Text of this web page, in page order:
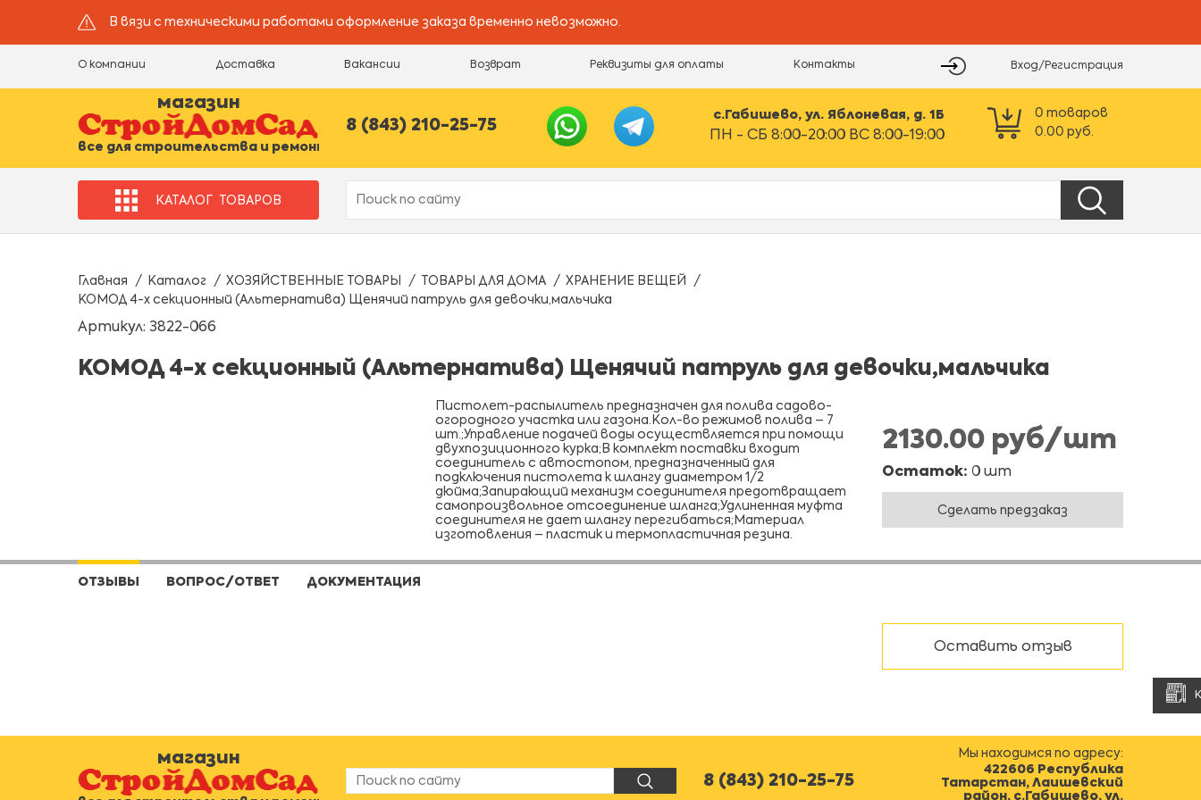
В вязи с техническими работами оформление заказа временно невозможно.
О компании Доставка Вакансии Возврат Реквизиты для оплаты Контакты Вход/Регистрация
магазин
все для строительства и ремонта
8 (843) 210-25-75
с.Габишево, ул. Яблоневая, д. 1Б
ПН - СБ 8:00-20:00 ВС 8:00-19:00
0 товаров
0.00 руб.
КАТАЛОГ ТОВАРОВ
Главная Каталог ХОЗЯЙСТВЕННЫЕ ТОВАРЫ ТОВАРЫ ДЛЯ ДОМА
ХРАНЕНИЕ ВЕЩЕЙ
КОМОД 4-х секционный (Альтернатива) Щенячий патруль для девочки,мальчика
Артикул: 3822-066
КОМОД 4-х секционный (Альтернатива) Щенячий патруль для девочки,мальчика
Пистолет-распылитель предназначен для полива садово-
огородного участка или газона.Кол-во режимов полива – 7
шт.;Управление подачей воды осуществляется при помощи
двухпозиционного курка;В комплект поставки входит
соединитель с автостопом, предназначенный для
подключения пистолета к шлангу диаметром 1/2
дюйма;Запирающий механизм соединителя предотвращает
самопроизвольное отсоединение шланга;Удлиненная муфта
соединителя не дает шлангу перегибаться;Материал
изготовления – пластик и термопластичная резина.
2130.00 руб/шт
Остаток: 0 шт
Сделать предзаказ
ОТЗЫВЫ ВОПРОС/ОТВЕТ ДОКУМЕНТАЦИЯ
Оставить отзыв
магазин
8 (843) 210-25-75
Мы находимся по адресу:
422606 Республика
Татарстан, Лаишевский
район, с.Габишево, ул.